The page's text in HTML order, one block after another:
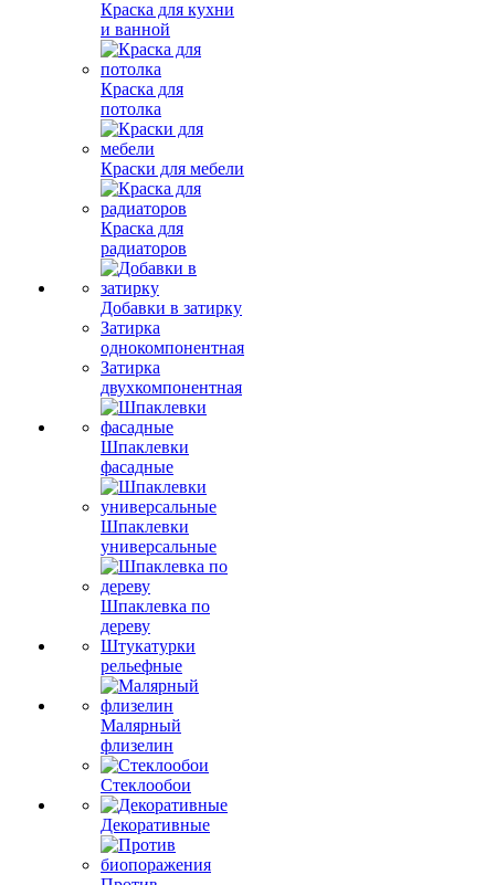
Краска для кухни
и ванной
Краска для
потолка
Краски для мебели
Краска для
радиаторов
Добавки в затирку
Затирка
однокомпонентная
Затирка
двухкомпонентная
Шпаклевки
фасадные
Шпаклевки
универсальные
Шпаклевка по
дереву
Штукатурки
рельефные
Малярный
флизелин
Стеклообои
Декоративные